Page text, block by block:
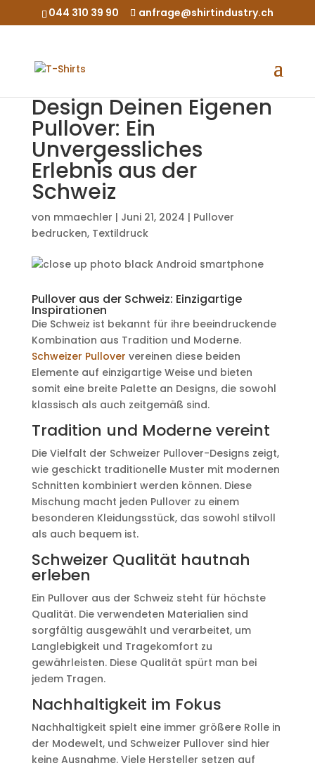
044 310 39 90 anfrage@shirtindustry.ch
Design Deinen Eigenen
Pullover: Ein
Unvergessliches
Erlebnis aus der
Schweiz
von mmaechler | Juni 21, 2024 | Pullover
bedrucken, Textildruck
Pullover aus der Schweiz: Einzigartige
Inspirationen
Die Schweiz ist bekannt für ihre beeindruckende
Kombination aus Tradition und Moderne.
Schweizer Pullover vereinen diese beiden
Elemente auf einzigartige Weise und bieten
somit eine breite Palette an Designs, die sowohl
klassisch als auch zeitgemäß sind.
Tradition und Moderne vereint
Die Vielfalt der Schweizer Pullover-Designs zeigt,
wie geschickt traditionelle Muster mit modernen
Schnitten kombiniert werden können. Diese
Mischung macht jeden Pullover zu einem
besonderen Kleidungsstück, das sowohl stilvoll
als auch bequem ist.
Schweizer Qualität hautnah
erleben
Ein Pullover aus der Schweiz steht für höchste
Qualität. Die verwendeten Materialien sind
sorgfältig ausgewählt und verarbeitet, um
Langlebigkeit und Tragekomfort zu
gewährleisten. Diese Qualität spürt man bei
jedem Tragen.
Nachhaltigkeit im Fokus
Nachhaltigkeit spielt eine immer größere Rolle in
der Modewelt, und Schweizer Pullover sind hier
keine Ausnahme. Viele Hersteller setzen auf